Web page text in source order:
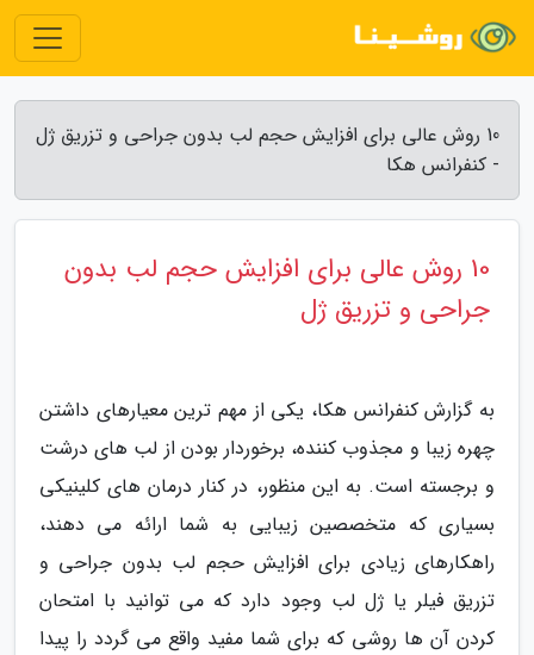
10 روش عالی برای افزایش حجم لب بدون جراحی و تزریق ژل
- کنفرانس هکا
10 روش عالی برای افزایش حجم لب بدون
جراحی و تزریق ژل
به گزارش کنفرانس هکا، یکی از مهم ترین معیارهای داشتن
چهره زیبا و مجذوب کننده، برخوردار بودن از لب های درشت
و برجسته است. به این منظور، در کنار درمان های کلینیکی
بسیاری که متخصصین زیبایی به شما ارائه می دهند،
راهکارهای زیادی برای افزایش حجم لب بدون جراحی و
تزریق فیلر یا ژل لب وجود دارد که می توانید با امتحان
کردن آن ها روشی که برای شما مفید واقع می گردد را پیدا